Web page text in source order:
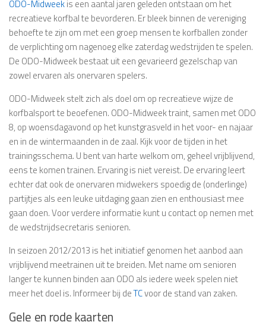
ODO-Midweekis een aantal jaren geleden ontstaan om het
recreatieve korfbal te bevorderen. Er bleek binnen de vereniging
behoefte te zijn om met een groep mensen te korfballen zonder
de verplichting om nagenoeg elke zaterdag wedstrijden te spelen.
De ODO-Midweek bestaat uit een gevarieerd gezelschap van
zowel ervaren als onervaren spelers.
ODO-Midweek stelt zich als doel om op recreatieve wijze de
korfbalsport te beoefenen. ODO-Midweek traint, samen met ODO
8, op woensdagavond op het kunstgrasveld in het voor- en najaar
en in de wintermaanden in de zaal. Kijk voor de tijden in het
trainingsschema. U bent van harte welkom om, geheel vrijblijvend,
eens te komen trainen. Ervaring is niet vereist. De ervaring leert
echter dat ook de onervaren midwekers spoedig de (onderlinge)
partijtjes als een leuke uitdaging gaan zien en enthousiast mee
gaan doen. Voor verdere informatie kunt u contact op nemen met
de wedstrijdsecretaris senioren.
In seizoen 2012/2013 is het initiatief genomen het aanbod aan
vrijblijvend meetrainen uit te breiden. Met name om senioren
langer te kunnen binden aan ODO als iedere week spelen niet
meer het doel is. Informeer bij deTCvoor de stand van zaken.
Gele en rode kaarten